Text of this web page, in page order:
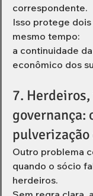
correspondente.
Isso protege
mesmo tempo:
a continuidade
econômico dos
7.
governança:
pulverização
Outro problema
quando o sócio
herdeiros.